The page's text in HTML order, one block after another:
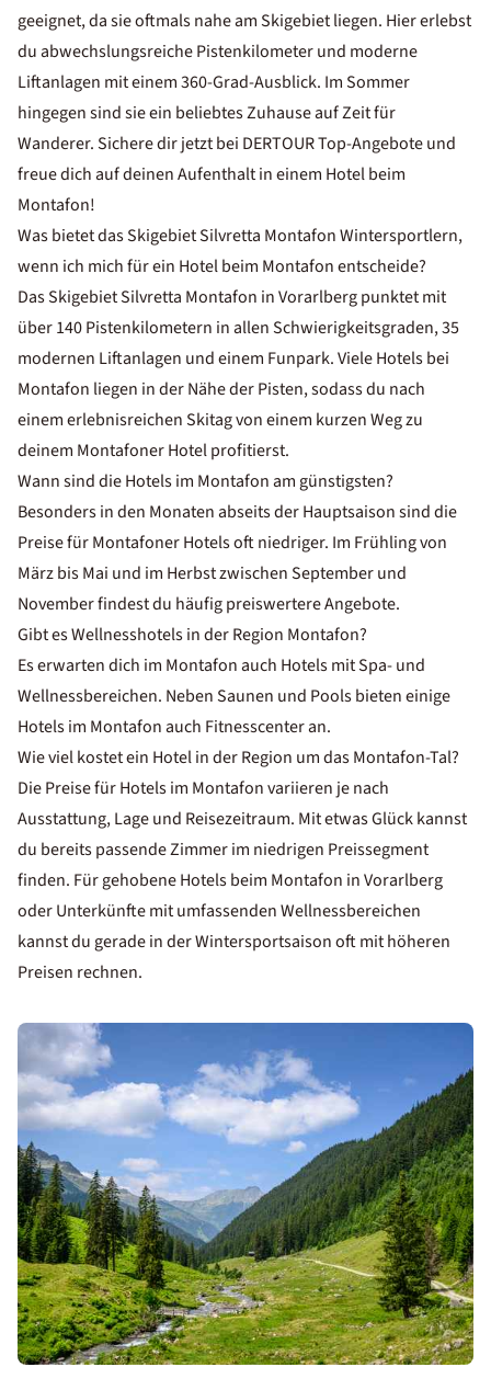
geeignet, da sie oftmals nahe am Skigebiet liegen. Hier erlebst
du abwechslungsreiche Pistenkilometer und moderne
Liftanlagen mit einem 360-Grad-Ausblick. Im Sommer
hingegen sind sie ein beliebtes Zuhause auf Zeit für
Wanderer. Sichere dir jetzt bei DERTOUR Top-Angebote und
freue dich auf deinen Aufenthalt in einem Hotel beim
Montafon!
Was bietet das Skigebiet Silvretta Montafon Wintersportlern,
wenn ich mich für ein Hotel beim Montafon entscheide?
Das Skigebiet Silvretta Montafon in Vorarlberg punktet mit
über 140 Pistenkilometern in allen Schwierigkeitsgraden, 35
modernen Liftanlagen und einem Funpark. VieleHotels bei
Montafon liegen in der Nähe der Pisten, sodass du nach
einem erlebnisreichen Skitag von einem kurzen Weg zu
deinem Montafoner Hotel profitierst.
Wann sind die Hotels im Montafon am günstigsten?
Besonders in den Monaten abseits der Hauptsaison sind die
Preise für Montafoner Hotels oft niedriger. Im Frühling von
März bis Mai und im Herbst zwischen September und
November findest du häufig preiswertere Angebote.
Gibt es Wellnesshotels in der Region Montafon?
Es erwarten dich im Montafon auch Hotels mit Spa- und
Wellnessbereichen. Neben Saunen und Pools bieten einige
Hotels im Montafon auch Fitnesscenteran.
Wie viel kostet ein Hotel in der Region um das Montafon-Tal?
Die Preise für Hotels im Montafon variieren je nach
Ausstattung, Lage und Reisezeitraum. Mit etwas Glück kannst
du bereits passende Zimmer im niedrigen Preissegment
finden. Für gehobene Hotels beim Montafon in Vorarlberg
oder Unterkünfte mit umfassenden Wellnessbereichen
kannst du gerade in der Wintersportsaison oft mit höheren
Preisen rechnen.